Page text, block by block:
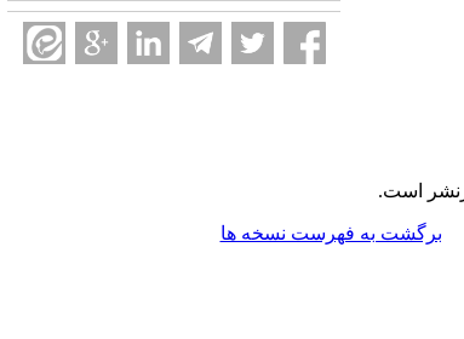
است.
برگشت به فهرست نسخه ها